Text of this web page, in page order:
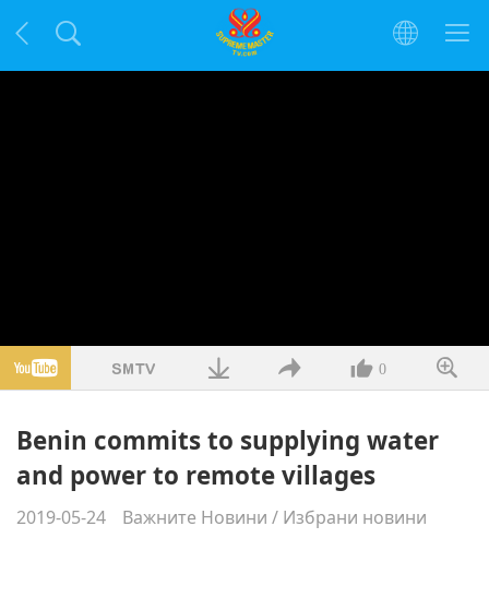
0
Benin commits to supplying water
and power to remote villages
2019-05-24 Важните Новини / Избрани новини